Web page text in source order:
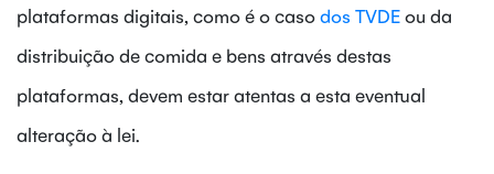
plataformas digitais, como é o casodos TVDEou da
distribuição de comida e bens através destas
plataformas, devem estar atentas a esta eventual
alteração à lei.